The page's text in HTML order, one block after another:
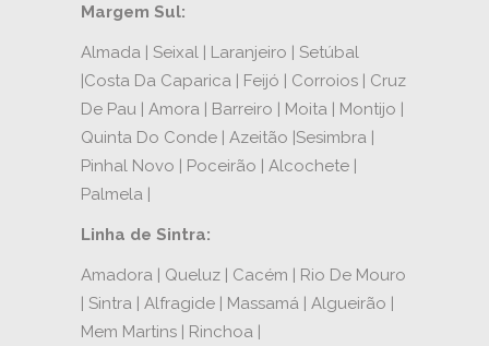
Margem Sul:
Almada | Seixal | Laranjeiro | Setúbal
|Costa Da Caparica | Feijó | Corroios | Cruz
De Pau | Amora | Barreiro | Moita | Montijo |
Quinta Do Conde | Azeitão |Sesimbra |
Pinhal Novo | Poceirão | Alcochete |
Palmela |
Linha de Sintra:
Amadora | Queluz | Cacém | Rio De Mouro
| Sintra | Alfragide | Massamá | Algueirão |
Mem Martins | Rinchoa |